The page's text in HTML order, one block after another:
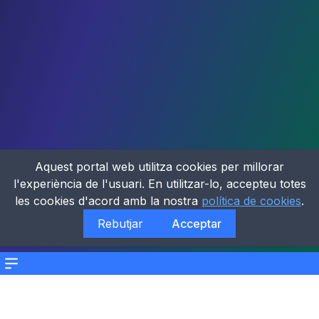
Menu
Aquest portal web utilitza cookies per millorar
l'experiència de l'usuari. En utilitzar-lo, accepteu totes
les cookies d'acord amb la nostra política de cookies.
Rebutjar
Acceptar